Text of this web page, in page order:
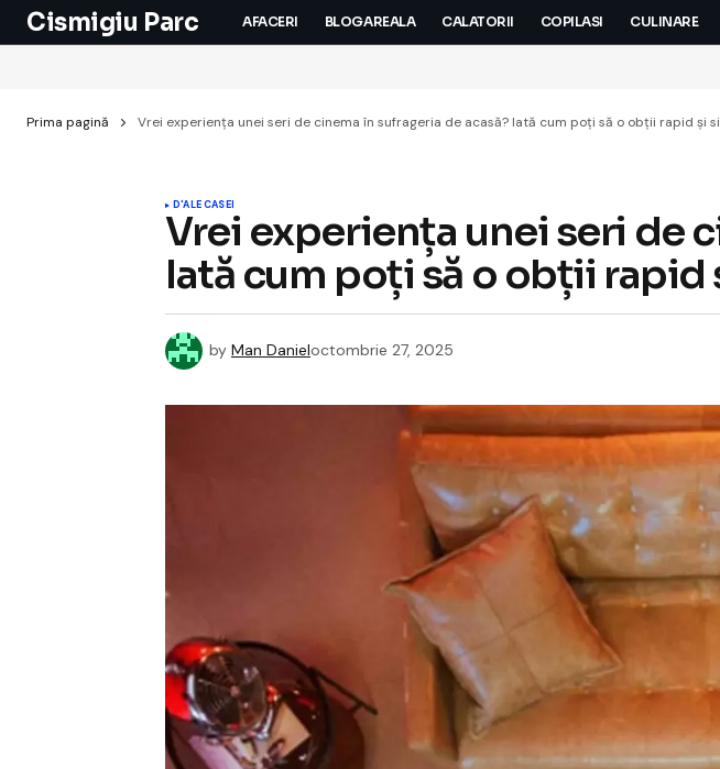
Cismigiu Parc AFACERI BLOGAREALA CALATORII COPILASI CULINARE
Prima pagină Vrei experiența unei seri de cinema în sufrageria de acasă? Iată cum poți să o obții rapid și
D'ALE CASEI
Vrei experiența unei seri de
Iată cum poți să o obții rapid
by Man Danieloctombrie 27, 2025